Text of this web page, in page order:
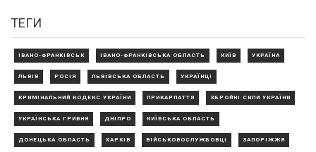
ТЕГИ
ІВАНО-ФРАНКІВСЬК ІВАНО-ФРАНКІВСЬКА ОБЛАСТЬ КИЇВ УКРАЇНА
ЛЬВІВ РОСІЯ ЛЬВІВСЬКА ОБЛАСТЬ УКРАЇНЦІ
КРИМІНАЛЬНИЙ КОДЕКС УКРАЇНИ ПРИКАРПАТТЯ ЗБРОЙНІ СИЛИ УКРАЇНИ
УКРАЇНСЬКА ГРИВНЯ ДНІПРО КИЇВСЬКА ОБЛАСТЬ
ДОНЕЦЬКА ОБЛАСТЬ ХАРКІВ ВІЙСЬКОВОСЛУЖБОВЦІ ЗАПОРІЖЖЯ